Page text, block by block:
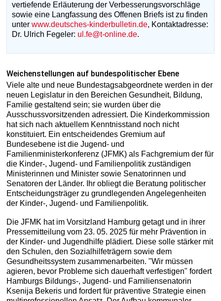
vertiefende Erläuterung der Verbesserungsvorschläge
sowie eine Langfassung des Offenen Briefs ist zu finden
unterwww.deutsches-kinderbulletin.de, Kontaktadresse:
Dr. Ulrich Fegeler: ul.fe@t-online.de.
Weichenstellungen auf bundespolitischer Ebene
Viele alte und neue Bundestagsabgeordnete werden in der
neuen Legislatur in den Bereichen Gesundheit, Bildung,
Familie gestaltend sein; sie wurden über die
Ausschussvorsitzenden adressiert. Die Kinderkommission
hat sich nach aktuellem Kenntnisstand noch nicht
konstituiert. Ein entscheidendes Gremium auf
Bundesebene ist die Jugend- und
Familienministerkonferenz (JFMK) als Fachgremium der für
die Kinder-, Jugend- und Familienpolitik zuständigen
Ministerinnen und Minister sowie Senatorinnen und
Senatoren der Länder. Ihr obliegt die Beratung politischer
Entscheidungsträger zu grundlegenden Angelegenheiten
der Kinder-, Jugend- und Familienpolitik.
Die JFMK hat im Vorsitzland Hamburg getagt und in ihrer
Pressemitteilung vom 23. 05. 2025 für mehr Prävention in
der Kinder- und Jugendhilfe plädiert. Diese solle stärker mit
den Schulen, den Sozialhilfeträgern sowie dem
Gesundheitssystem zusammenarbeiten. "Wir müssen
agieren, bevor Probleme sich dauerhaft verfestigen" fordert
Hamburgs Bildungs-, Jugend- und Familiensenatorin
Ksenija Bekeris und fordert für präventive Strategie einen